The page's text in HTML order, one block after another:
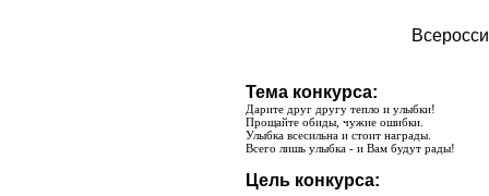
Тема конкурса:
Дарите друг другу тепло и улыбки!
Прощайте обиды, чужие ошибки.
Улыбка всесильна и стоит награды.
Всего лишь улыбка - и Вам будут рады!
Цель конкурса: